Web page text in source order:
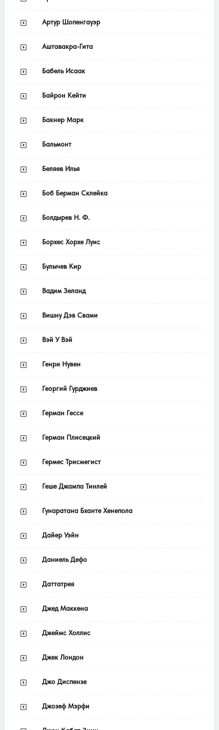
Артур Шопенгауэр
Аштавакра-Гита
Бабель Исаак
Байрон Кейти
Бакнер Марк
Бальмонт
Беляев Илья
Боб Берман Склейка
Болдырев Н. Ф.
Борхес Хорхе Луис
Булычев Кир
Вадим Зеланд
Вишну Дэв Свами
Вэй У Вэй
Генри Нувен
Георгий Гурджиев
Герман Гессе
Герман Плисецкий
Гермес Трисмегист
Геше Джампа Тинлей
Гунаратана Бханте Хенепола
Дайер Уэйн
Даниель Дефо
Даттатрея
Джед Маккена
Джеймс Холлис
Джек Лондон
Джо Диспензе
Джозеф Мэрфи